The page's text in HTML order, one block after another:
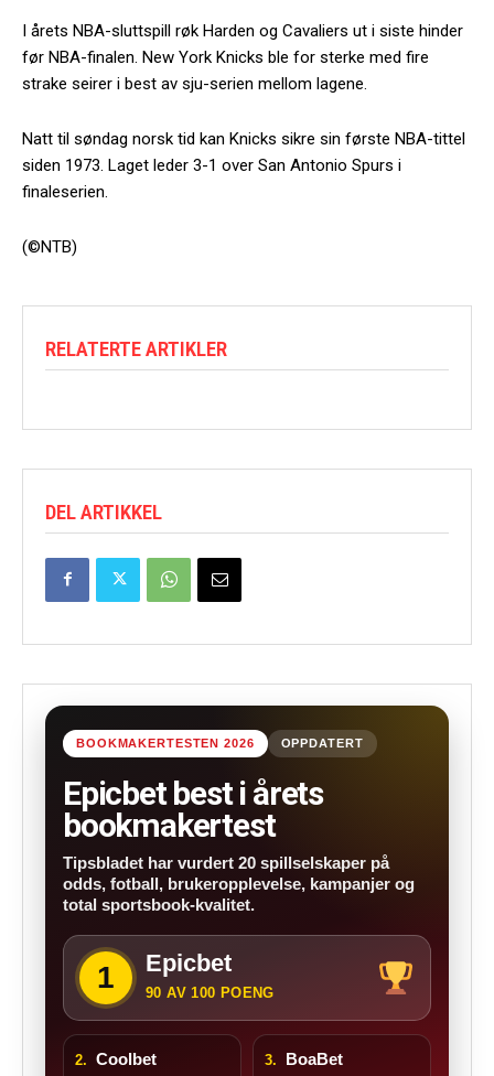
I årets NBA-sluttspill røk Harden og Cavaliers ut i siste hinder
før NBA-finalen. New York Knicks ble for sterke med fire
strake seirer i best av sju-serien mellom lagene.
Natt til søndag norsk tid kan Knicks sikre sin første NBA-tittel
siden 1973. Laget leder 3-1 over San Antonio Spurs i
finaleserien.
(©NTB)
RELATERTE ARTIKLER
DEL ARTIKKEL
BOOKMAKERTESTEN 2026 OPPDATERT
Epicbet best i årets
bookmakertest
Tipsbladet har vurdert 20 spillselskaper på
odds, fotball, brukeropplevelse, kampanjer og
total sportsbook-kvalitet.
1 Epicbet
90 AV 100 POENG
2. Coolbet 3. BoaBet